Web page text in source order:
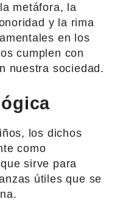
metáfora, la
y la rima
en los
cumplen con
nuestra sociedad.
los dichos
como
sirve para
útiles que se